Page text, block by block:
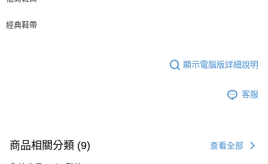
經典鞋帶
顯示電腦版詳細說明
客服
商品相關分類 (9) 查看全部